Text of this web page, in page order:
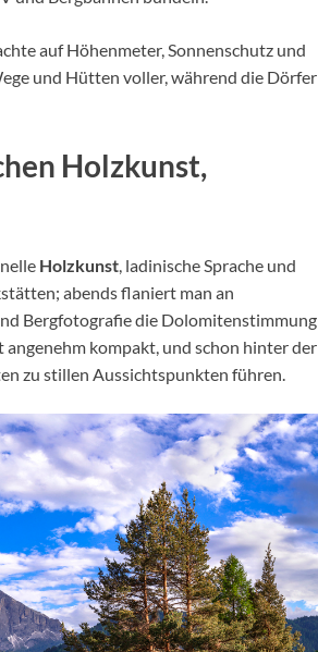
auf Höhenmeter, Sonnenschutz und
und Hütten voller, während die Dörfer
Holzkunst,
Holzkunst , ladinische Sprache und
abends flaniert man an
Bergfotografie die Dolomitenstimmung
kompakt, und schon hinter der
zu stillen Aussichtspunkten führen.